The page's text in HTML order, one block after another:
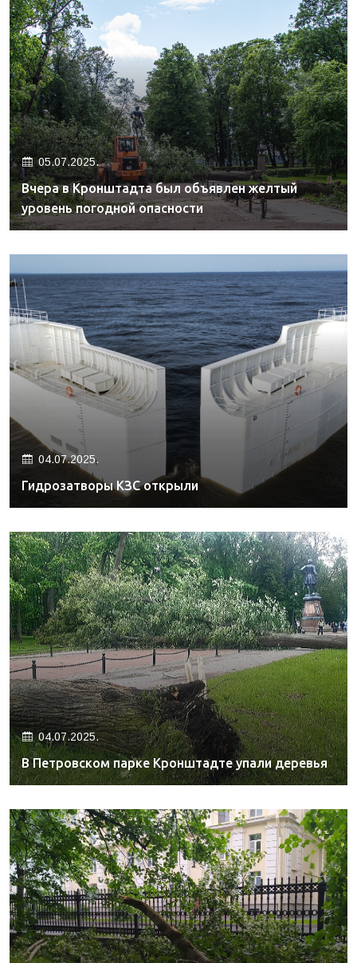
05.07.2025.
Вчера в Кронштадта был объявлен желтый
уровень погодной опасности
04.07.2025.
Гидрозатворы КЗС открыли
04.07.2025.
В Петровском парке Кронштадте упали деревья